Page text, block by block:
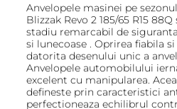
Anvelopele masinei pe
Blizzak Revo 2 185/65 R15
stadiu remarcabil de
si lunecoase . Oprirea fiabila
datorita desenului unic a
Anvelopele automobilului
excelent cu manipularea.
defineste prin caracteristici
perfectioneaza echilibrul